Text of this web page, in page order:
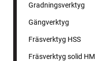
Gradningsverktyg
Gängverktyg
Fräsverktyg HSS
Fräsverktyg solid HM